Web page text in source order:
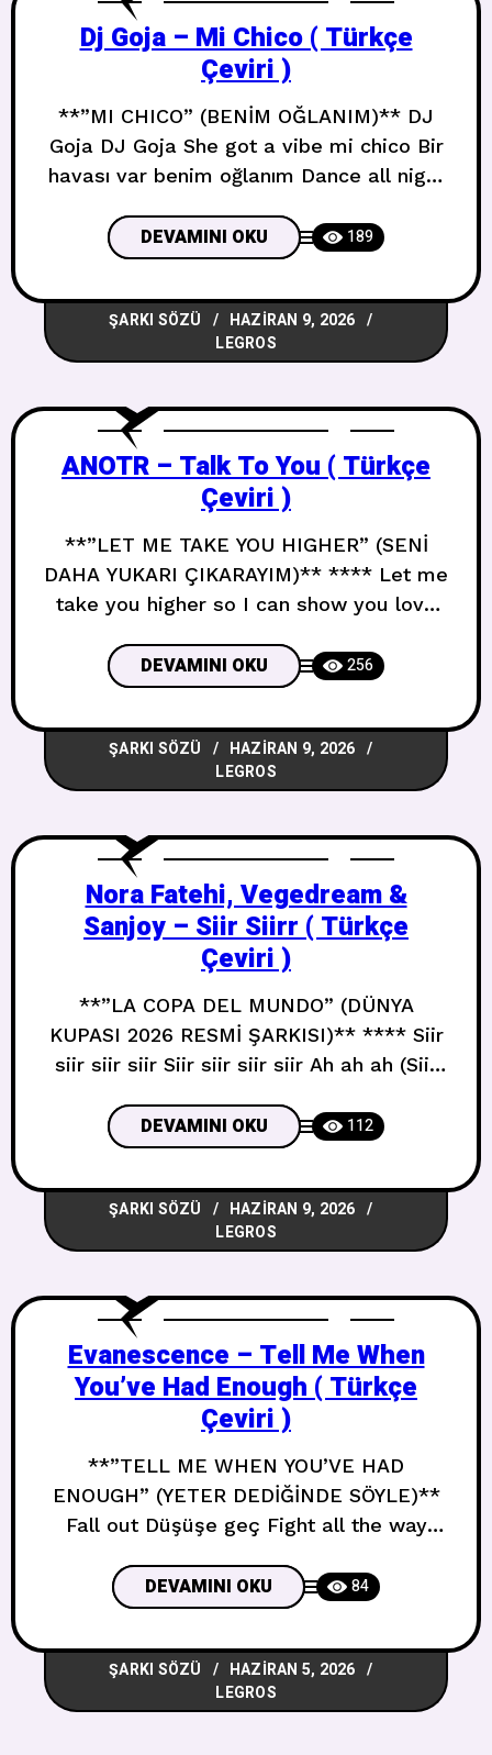
Dj Goja – Mi Chico ( Türkçe
Çeviri )
**”MI CHICO” (BENİM OĞLANIM)** DJ
Goja DJ Goja She got a vibe mi chico Bir
havası var benim oğlanım Dance all night
oğlanım Eyes on me mi chico Gözler
üzerimde benim oğlanım Midnight here
we go we go Gece yarısı işte başlıyoruz
başlıyoruz She got a vibe mi
DEVAMINI OKU 189
ŞARKI SÖZÜ
HAZIRAN 9, 2026
LEGROS
ANOTR – Talk To You ( Türkçe
Çeviri )
**”LET ME TAKE YOU HIGHER” (SENİ
DAHA YUKARI ÇIKARAYIM)** **** Let me
take you higher so I can show you love
sana sevgiyi göstereyim Its a place
where I am but its for both us
Bulunduğum bir yer ama ikimiz için Lets
set the world on fire ooh you
DEVAMINI OKU 256
ŞARKI SÖZÜ
HAZIRAN 9, 2026
LEGROS
Nora Fatehi, Vegedream &
Sanjoy – Siir Siirr ( Türkçe
Çeviri )
**”LA COPA DEL MUNDO” (DÜNYA
KUPASI 2026 RESMİ ŞARKISI)** **** Siir
siir siir siir Siir siir siir siir Ah ah ah (Siir
(Siir) **** Fi laylatin wahda (Siir siir) Tek
bir gecede (Siir siir) Before the nights
over (Siir siir)
DEVAMINI OKU 112
ŞARKI SÖZÜ
HAZIRAN 9, 2026
LEGROS
Evanescence – Tell Me When
You’ve Had Enough ( Türkçe
Çeviri )
**”TELL ME WHEN YOU’VE HAD
ENOUGH” (YETER DEDİĞİNDE SÖYLE)**
Fall out Düşüşe geç Fight all the way
they want you to Tıpkı senin yapmanı
istedikleri gibi Knocked down Yere
serilmiş Burned out Tükenmiş Til there’s
no room to feel Hissedecek yer
kalmayana kadar To feel like me Benim
DEVAMINI OKU 84
ŞARKI SÖZÜ
HAZIRAN 5, 2026
LEGROS